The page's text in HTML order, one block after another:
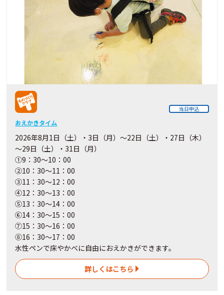
当日申込
おえかきタイム
2026年8月1日（土）・3日（月）～22日（土）・27日（木）
～29日（土）・31日（月）
①9：30～10：00
②10：30～11：00
③11：30～12：00
④12：30～13：00
⑤13：30～14：00
⑥14：30～15：00
⑦15：30～16：00
⑧16：30～17：00
水性ペンで床やかべに自由におえかきができます。
詳しくはこちら